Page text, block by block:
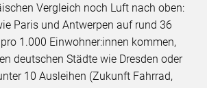
Vergleich noch Luft nach oben:
Paris und Antwerpen auf rund 36
1.000 Einwohner:innen kommen,
deutschen Städte wie Dresden oder
10 Ausleihen (Zukunft Fahrrad,